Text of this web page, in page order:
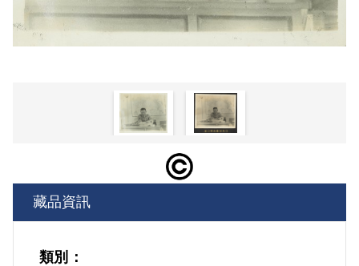
藏品資訊
類別：